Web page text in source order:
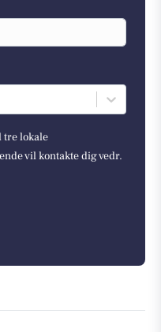
tre lokale
vil kontakte dig vedr.